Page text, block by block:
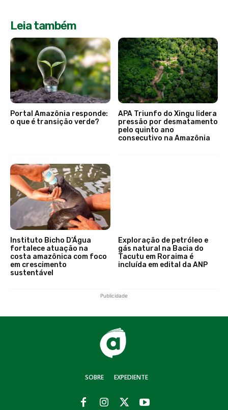
Leia também
Portal Amazônia responde:
o que é transição verde?
APA Triunfo do Xingu lidera
pressão por desmatamento
pelo quinto ano
consecutivo na Amazônia
Instituto Bicho D’Água
fortalece atuação na
costa amazônica com foco
em crescimento
sustentável
Exploração de petróleo e
gás natural na Bacia do
Tacutu em Roraima é
incluída em edital da ANP
Publicidade
SOBRE EXPEDIENTE